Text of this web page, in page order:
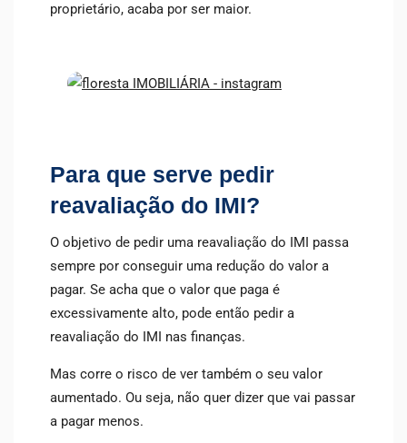
proprietário, acaba por ser maior.
Para que serve pedir
reavaliação do IMI?
O objetivo de pedir uma reavaliação do IMI passa
sempre por conseguir uma redução do valor a
pagar. Se acha que o valor que paga é
excessivamente alto, pode então pedir a
reavaliação do IMI nas finanças.
Mas corre o risco de ver também o seu valor
aumentado. Ou seja, não quer dizer que vai passar
a pagar menos.